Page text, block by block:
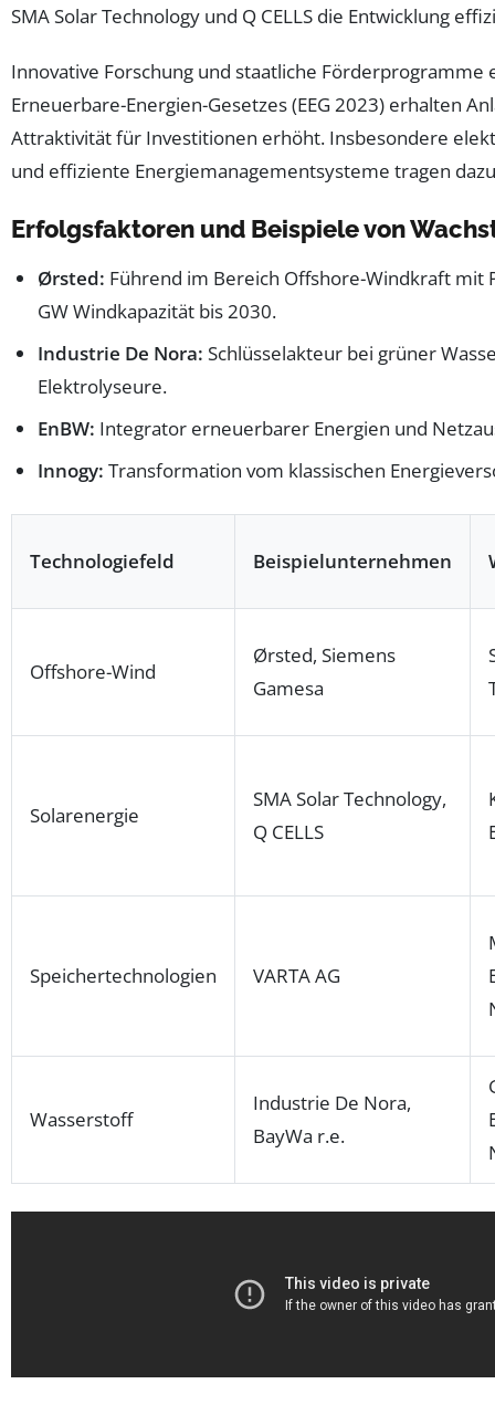
SMA Solar Technology und Q CELLS die Entwicklung
Innovative Forschung und staatliche Förderprogramme
Erneuerbare-Energien-Gesetzes (EEG 2023) erhalten
Attraktivität für Investitionen erhöht. Insbesondere
und effiziente Energiemanagementsysteme tragen
Erfolgsfaktoren und Beispiele von
Ørsted: Führend im Bereich Offshore-Windkraft mit
GW Windkapazität bis 2030.
Industrie De Nora: Schlüsselakteur bei grüner
Elektrolyseure.
EnBW: Integrator erneuerbarer Energien und
Innogy: Transformation vom klassischen
Technologiefeld Beispielunternehmen
Offshore-Wind
Ørsted, Siemens
Gamesa
Solarenergie
SMA Solar Technology,
Q CELLS
Speichertechnologien VARTA AG
Wasserstoff
Industrie De Nora,
BayWa r.e.